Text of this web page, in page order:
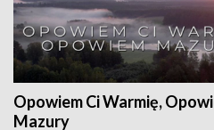
Opowiem Ci Warmię,
Mazury